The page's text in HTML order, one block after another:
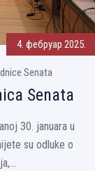
4. фебруар 2025.
Senata
Senata
30. januara u
su odluke o